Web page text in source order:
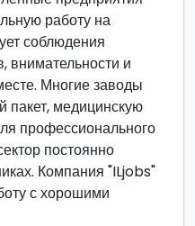
работу на
соблюдения
внимательности и
Многие заводы
пакет, медицинскую
профессионального
постоянно
Компания "ILjobs"
с хорошими